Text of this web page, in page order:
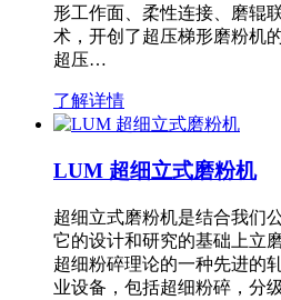
形工作面、柔性连接、磨辊
术，开创了超压梯形磨粉机
超压…
了解详情
LUM 超细立式磨粉机
超细立式磨粉机是结合我们
它的设计和研究的基础上立
超细粉碎理论的一种先进的
业设备，包括超细粉碎，分